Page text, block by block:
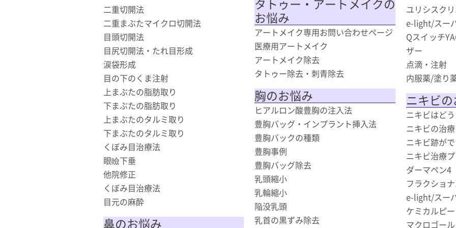
二重切開法
二重まぶたマイクロ切開法
目頭切開法
目尻切開法・たれ目形成
涙袋形成
目の下のくま注射
上まぶたの脂肪取り
下まぶたの脂肪取り
上まぶたのタルミ取り
下まぶたのタルミ取り
くぼみ目治療法
眼瞼下垂
他院修正
くぼみ目治療法
目元の麻酔
鼻のお悩み
タトゥー・アートメイクの
お悩み
アートメイク専用お問い合わせページ
医療用アートメイク
アートメイク除去
タトゥー除去・刺青除去
胸のお悩み
ヒアルロン酸豊胸の注入法
豊胸バッグ・インプラント挿入法
豊胸バックの種類
豊胸事例
豊胸バッグ除去
乳頭縮小
乳輪縮小
陥没乳頭
乳首の黒ずみ除去
ユリシスク
e-light/スー
Qスイッチ
ザー
点滴・注射
内服薬/塗り
ニキビ
ニキビはど
ニキビの治
ニキビ跡が
ニキビ治療
ダーマペン4
フラクショ
e-light/スー
ケミカルピ
マクロゴー